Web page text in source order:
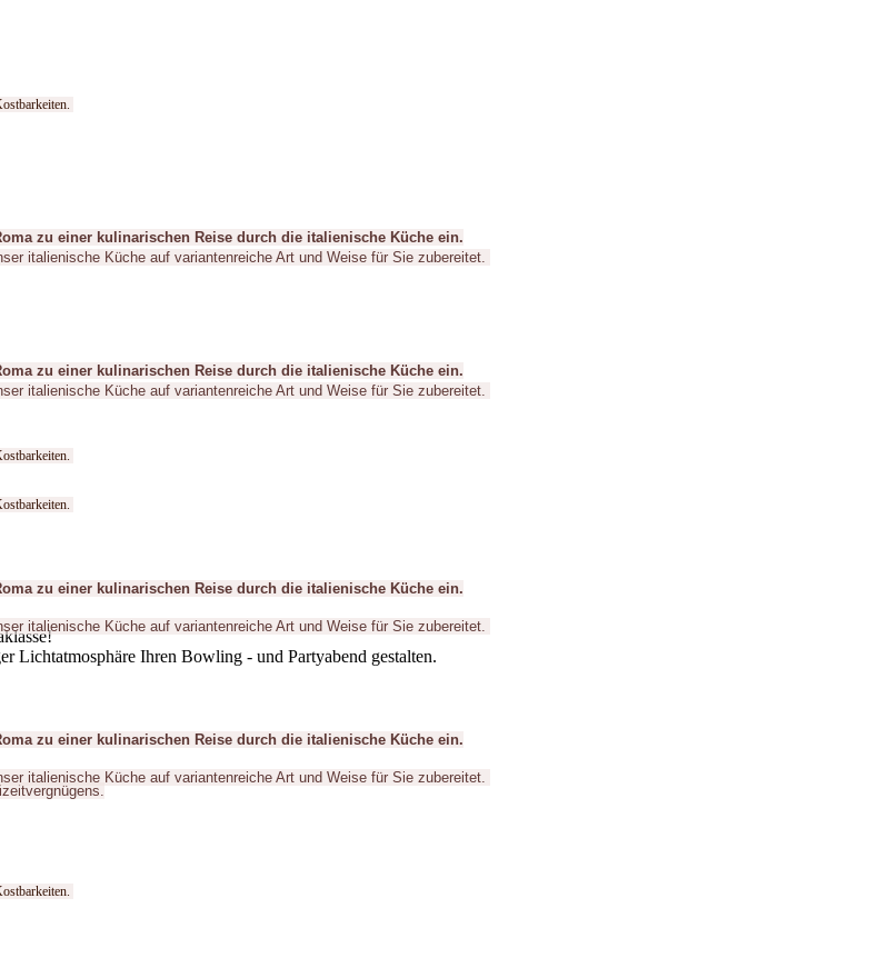
zu einer kulinarischen Reise durch die italienische Küche ein.
italienische Küche auf variantenreiche Art und Weise für Sie zubereitet.
zu einer kulinarischen Reise durch die italienische Küche ein.
italienische Küche auf variantenreiche Art und Weise für Sie zubereitet.
Lichtatmosphäre Ihren Bowling - und Partyabend gestalten.
zu einer kulinarischen Reise durch die italienische Küche ein.
italienische Küche auf variantenreiche Art und Weise für Sie zubereitet.
zu einer kulinarischen Reise durch die italienische Küche ein.
italienische Küche auf variantenreiche Art und Weise für Sie zubereitet.